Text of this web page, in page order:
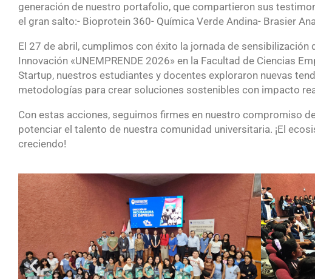
generación de nuestro portafolio, que compartieron sus
el gran salto:- Bioprotein 360- Química Verde Andina- Brasier
El 27 de abril, cumplimos con éxito la jornada de sensibilización
Innovación «UNEMPRENDE 2026» en la Facultad de Ciencias
Startup, nuestros estudiantes y docentes exploraron nuevas
metodologías para crear soluciones sostenibles con impacto
Con estas acciones, seguimos firmes en nuestro compromiso
potenciar el talento de nuestra comunidad universitaria. ¡El
creciendo!